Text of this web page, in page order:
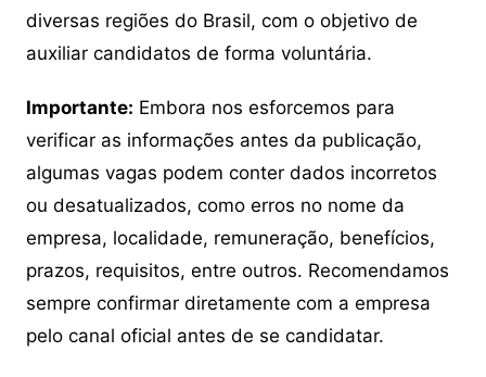
diversas regiões do Brasil, com o objetivo de
auxiliar candidatos de forma voluntária.
Importante: Embora nos esforcemos para
verificar as informações antes da publicação,
algumas vagas podem conter dados incorretos
ou desatualizados, como erros no nome da
empresa, localidade, remuneração, benefícios,
prazos, requisitos, entre outros. Recomendamos
sempre confirmar diretamente com a empresa
pelo canal oficial antes de se candidatar.